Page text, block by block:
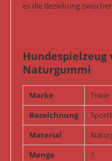
es die Beziehung
Hundespielzeug
Naturgummi
Marke
Trixie
Bezeichnung
Material
Menge
1